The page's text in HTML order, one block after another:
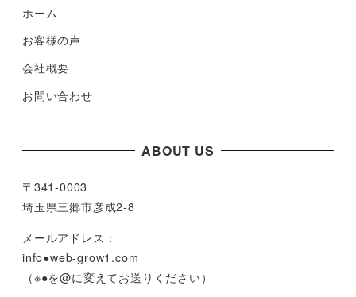
ホーム
お客様の声
会社概要
お問い合わせ
ABOUT US
〒341-0003
埼玉県三郷市彦成2-8
メールアドレス：
info●web-grow1.com
（※●を@に変えてお送りください）